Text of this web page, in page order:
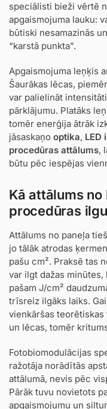
speciālisti bieži vērtē
apgaismojuma lauku:
būtiski nesamazinās
“karstā punkta”.
Apgaismojuma leņķis
Šaurākas lēcas,
var palielināt
pārklājumu. Platāks
tomēr enerģija ātrāk
jāsaskaņo optika, LED
procedūras attālums,
būtu pēc iespējas
Kā attālums no
procedūras
Attālums no paneļa
jo tālāk atrodas
pašu cm². Praksē tas
var ilgt dažas minūtes,
pašam J/cm²
trīsreiz ilgāks laiks.
vienkāršas teorētiskas
un lēcas, tomēr
Fotobiomodulācijas
ražotāja norādītās
attālumā, nevis pēc
Pārāk tuvu novietots
apgaismojumu un